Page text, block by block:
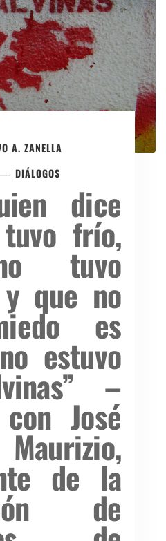
A. ZANELLA
DIÁLOGOS
dice
frío,
tuvo
que no
es
estuvo
–
José
de la
de